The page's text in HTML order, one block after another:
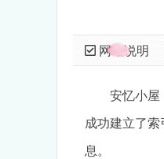
网站说明
安忆小屋
成功建立了
息。